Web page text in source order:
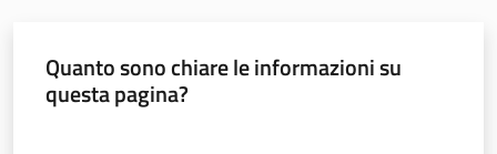
Quanto sono chiare le informazioni su
questa pagina?